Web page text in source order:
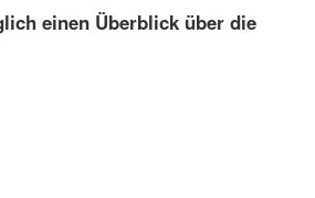
einen Überblick über die